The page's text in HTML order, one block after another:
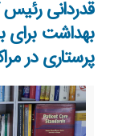
قدردانی رئیس
بهداشت برای
پرستاری در